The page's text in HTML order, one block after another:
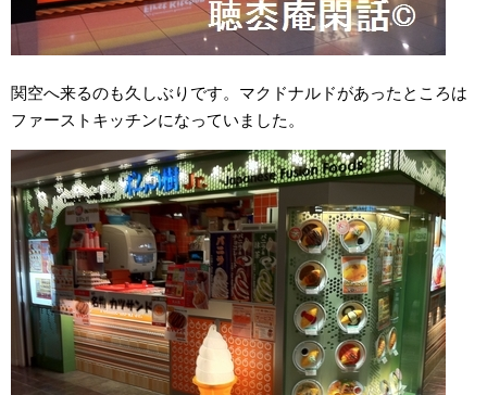
関空へ来るのも久しぶりです。マクドナルドがあったところは
ファーストキッチンになっていました。